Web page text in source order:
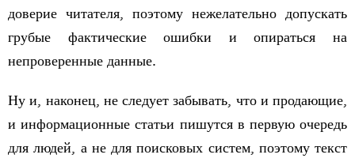
доверие читателя, поэтому нежелательно допускать
грубые фактические ошибки и опираться на
непроверенные данные.
Ну и, наконец, не следует забывать, что и продающие,
и информационные статьи пишутся в первую очередь
для людей, а не для поисковых систем, поэтому текст